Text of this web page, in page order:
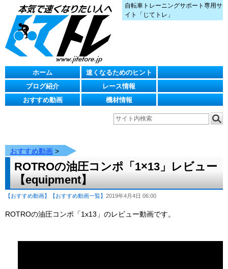
自転車トレーニングサポート専用サ
イト「じてトレ」
ホーム
速くなるためのヒント
ブログ紹介
レース情報
おすすめ動画
機材情報
おすすめ動画 >
ROTROの油圧コンポ「1×13」レビュー
【equipment】
【おすすめ動画】 【おすすめ動画一覧】 2019年4月4日 06:00
ROTROの油圧コンポ「1x13」のレビュー動画です。